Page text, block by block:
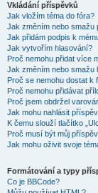
Vkládání příspěvků
Jak vložím téma do fóra?
Jak změním nebo smažu
Jak přidám podpis k
Jak vytvořím hlasování?
Proč nemohu přidat více
Jak změním nebo smažu
Proč se nemohu dostat k
Proč nemohu přidávat
Proč jsem obdržel
Jak mohu nahlásit
K čemu slouží tlačítko
Proč musí být můj
Jak mohu oživit svoje
Formátování a typy
Co je BBCode?